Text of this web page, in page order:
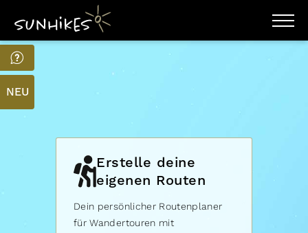
WANDERZIELE
WANDERUNGEN
ENTDECKEN
MAGAZIN
TRAILBOX
NEU
Erstelle deine
eigenen Routen
Dein persönlicher Routenplaner
für Wandertouren mit